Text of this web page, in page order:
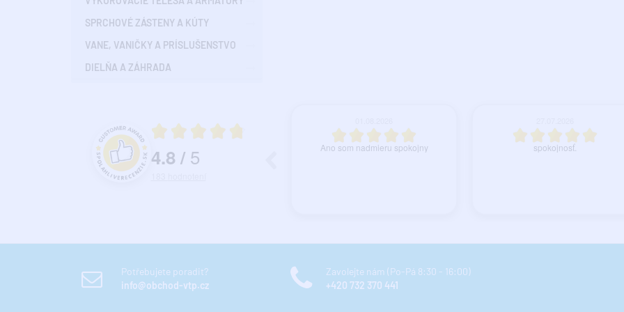
SPRCHOVÉ ZÁSTENY A KÚTY
VANE, VANIČKY A PRÍSLUŠENSTVO
DIELŇA A ZÁHRADA
Hodnotenie a recenzie zákazníkov
Priemerné hodnotenie 4.8 z 5
4.8 / 5
Hrana medenej rury trochu stlačená ,
Sme nadmieru spokojny
Potřebujete poradit?
info@obchod-vtp.cz
Zavolejte nám (Po-Pá 8:30 - 16:00)
+420 732 370 441